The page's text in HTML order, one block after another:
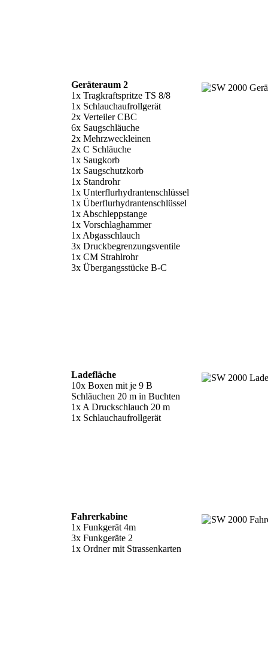
Geräteraum 2
1x Tragkraftspritze TS 8/8
1x Schlauchaufrollgerät
2x Verteiler CBC
6x Saugschläuche
2x Mehrzweckleinen
2x C Schläuche
1x Saugkorb
1x Saugschutzkorb
1x Standrohr
1x Unterflurhydrantenschlüssel
1x Überflurhydrantenschlüssel
1x Abschleppstange
1x Vorschlaghammer
1x Abgasschlauch
3x Druckbegrenzungsventile
1x CM Strahlrohr
3x Übergangsstücke B-C
Ladefläche
10x Boxen mit je 9 B
Schläuchen 20 m in Buchten
1x A Druckschlauch 20 m
1x Schlauchaufrollgerät
Fahrerkabine
1x Funkgerät 4m
3x Funkgeräte 2
1x Ordner mit Strassenkarten